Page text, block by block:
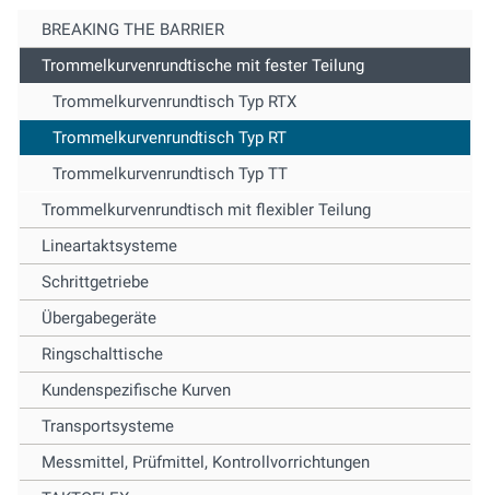
BREAKING THE BARRIER
Trommelkurvenrundtische mit fester Teilung
Trommelkurvenrundtisch Typ RTX
Trommelkurvenrundtisch Typ RT
Trommelkurvenrundtisch Typ TT
Trommelkurvenrundtisch mit flexibler Teilung
Lineartaktsysteme
Schrittgetriebe
Übergabegeräte
Ringschalttische
Kundenspezifische Kurven
Transportsysteme
Messmittel, Prüfmittel, Kontrollvorrichtungen